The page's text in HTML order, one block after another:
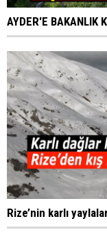
AYDER'E BAKANLIK
Rize’nin karlı